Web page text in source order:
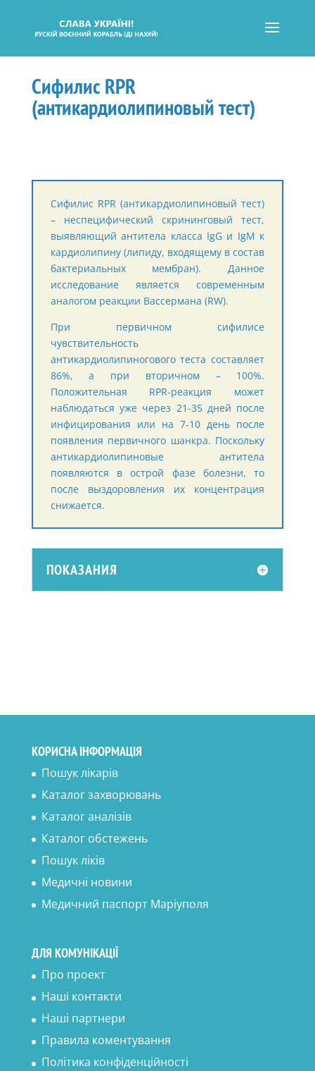
Сифилис RPR
(антикардиолипиновый тест)
Сифилис RPR (антикардиолипиновый тест)
– неспецифический скрининговый тест,
выявляющий антитела класса IgG и IgM к
кардиолипину (липиду, входящему в состав
бактериальных мембран). Данное
исследование является современным
аналогом реакции Вассермана (RW).
При первичном сифилисе
чувствительность
антикардиолипиногового теста составляет
86%, а при вторичном – 100%.
Положительная RPR-реакция может
наблюдаться уже через 21-35 дней после
инфицирования или на 7-10 день после
появления первичного шанкра. Поскольку
антикардиолипиновые антитела
появляются в острой фазе болезни, то
после выздоровления их концентрация
снижается.
ПОКАЗАНИЯ
КОРИСНА ІНФОРМАЦІЯ
Пошук лікарів
Каталог захворювань
Каталог аналізів
Каталог обстежень
Пошук ліків
Медичні новини
Медичний паспорт Маріуполя
ДЛЯ КОМУНІКАЦІЇ
Про проект
Наші контакти
Наші партнери
Правила коментування
Політика конфіденційності